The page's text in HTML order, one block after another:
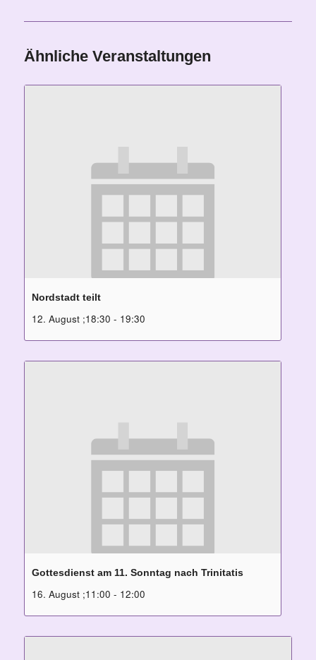
Ähnliche Veranstaltungen
Nordstadt teilt
12. August ;18:30 - 19:30
Gottesdienst am 11. Sonntag nach Trinitatis
16. August ;11:00 - 12:00